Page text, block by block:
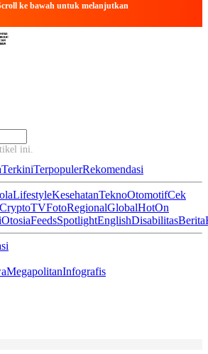
ke bawah untuk melanjutkan
ini.
TerkiniTerpopulerRekomendasi
LifestyleKesehatanTeknoOtomotifCek
CryptoTVFotoRegionalGlobalHotOn
OtosiaFeedsSpotlightEnglishDisabilitasBerita
MegapolitanInfografis